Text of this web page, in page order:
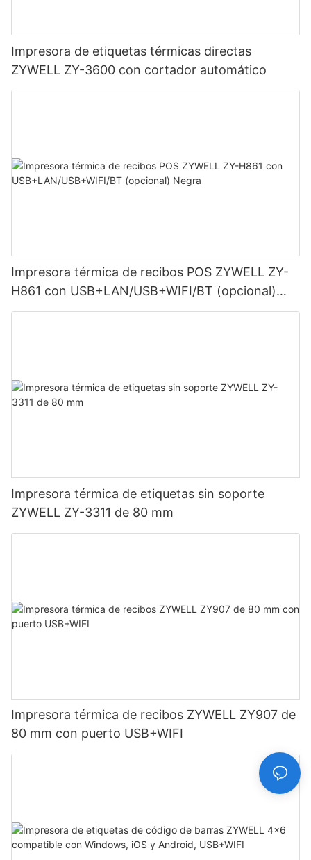
Impresora de etiquetas térmicas directas
ZYWELL ZY-3600 con cortador automático
Impresora térmica de recibos POS ZYWELL ZY-
H861 con USB+LAN/USB+WIFI/BT (opcional)
Negra
Impresora térmica de etiquetas sin soporte
ZYWELL ZY-3311 de 80 mm
Impresora térmica de recibos ZYWELL ZY907 de
80 mm con puerto USB+WIFI